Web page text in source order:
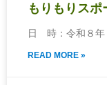
もりもりスポ
日 時：令和８
READ MORE »